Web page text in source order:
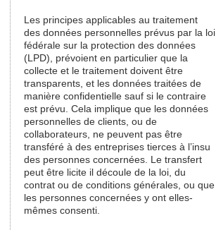
Les principes applicables au traitement
des données personnelles prévus par la loi
fédérale sur la protection des données
(LPD), prévoient en particulier que la
collecte et le traitement doivent être
transparents, et les données traitées de
manière confidentielle sauf si le contraire
est prévu. Cela implique que les données
personnelles de clients, ou de
collaborateurs, ne peuvent pas être
transféré à des entreprises tierces à l’insu
des personnes concernées. Le transfert
peut être licite il découle de la loi, du
contrat ou de conditions générales, ou que
les personnes concernées y ont elles-
mêmes consenti.